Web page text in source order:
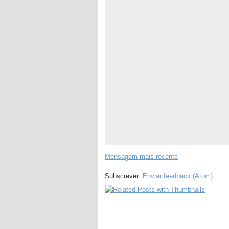
Mensagem mais recente
Subscrever: Enviar feedback (Atom)